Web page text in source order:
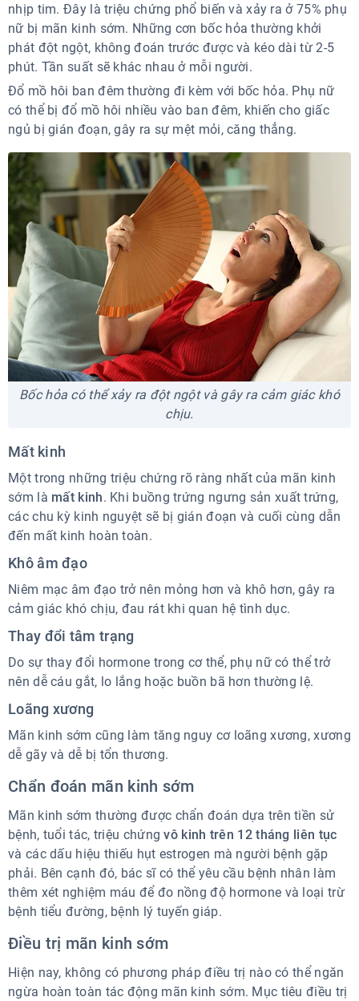
nhịp tim. Đây là triệu chứng phổ biến và xảy ra ở 75% phụ
nữ bị mãn kinh sớm. Những cơn bốc hỏa thường khởi
phát đột ngột, không đoán trước được và kéo dài từ 2-5
phút. Tần suất sẽ khác nhau ở mỗi người.
Đổ mồ hôi ban đêm thường đi kèm với bốc hỏa. Phụ nữ
có thể bị đổ mồ hôi nhiều vào ban đêm, khiến cho giấc
ngủ bị gián đoạn, gây ra sự mệt mỏi, căng thẳng.
Bốc hỏa có thể xảy ra đột ngột và gây ra cảm giác khó
chịu.
Mất kinh
Một trong những triệu chứng rõ ràng nhất của mãn kinh
sớm là mất kinh. Khi buồng trứng ngưng sản xuất trứng,
các chu kỳ kinh nguyệt sẽ bị gián đoạn và cuối cùng dẫn
đến mất kinh hoàn toàn.
Khô âm đạo
Niêm mạc âm đạo trở nên mỏng hơn và khô hơn, gây ra
cảm giác khó chịu, đau rát khi quan hệ tình dục.
Thay đổi tâm trạng
Do sự thay đổi hormone trong cơ thể, phụ nữ có thể trở
nên dễ cáu gắt, lo lắng hoặc buồn bã hơn thường lệ.
Loãng xương
Mãn kinh sớm cũng làm tăng nguy cơ loãng xương, xương
dễ gãy và dễ bị tổn thương.
Chẩn đoán mãn kinh sớm
Mãn kinh sớm thường được chẩn đoán dựa trên tiền sử
bệnh, tuổi tác, triệu chứngvô kinh trên 12 tháng liên tục
và các dấu hiệu thiếu hụt estrogen mà người bệnh gặp
phải. Bên cạnh đó, bác sĩ có thể yêu cầu bệnh nhân làm
thêm xét nghiệm máu để đo nồng độ hormone và loại trừ
bệnh tiểu đường, bệnh lý tuyến giáp.
Điều trị mãn kinh sớm
Hiện nay, không có phương pháp điều trị nào có thể ngăn
ngừa hoàn toàn tác động mãn kinh sớm. Mục tiêu điều trị